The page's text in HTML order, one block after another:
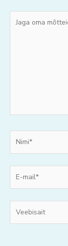
oma
mail*